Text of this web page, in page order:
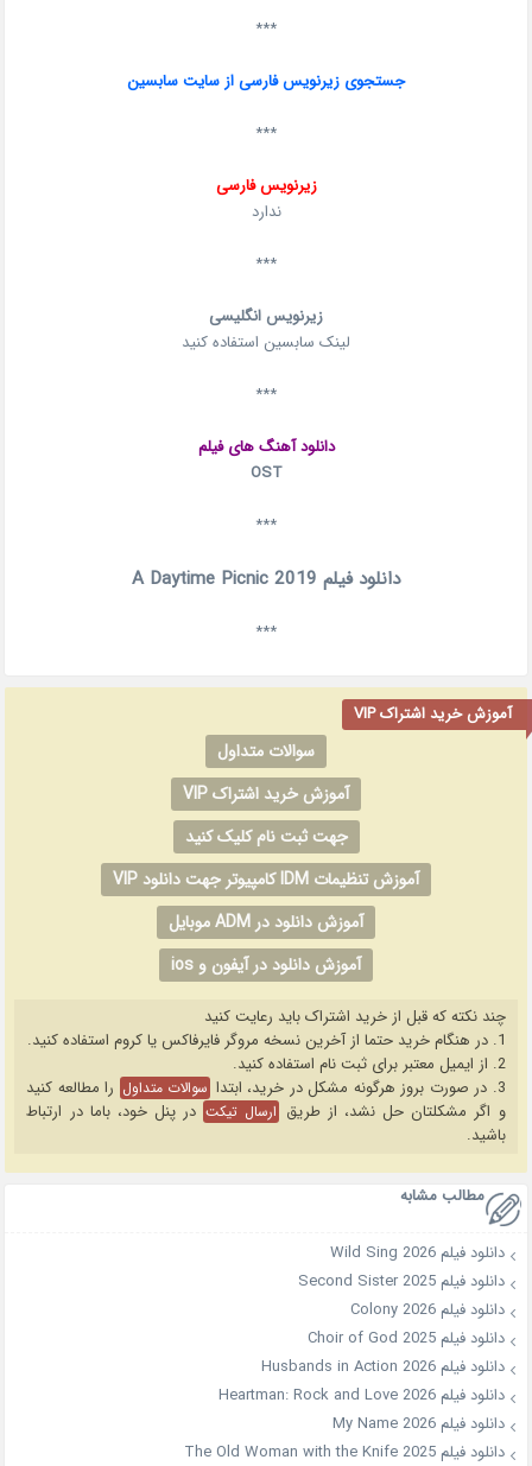
***
جستجوی زیرنویس فارسی از سایت سابسین
***
زیرنویس فارسی
ندارد
***
زیرنویس انگلیسی
لینک سابسین استفاده کنید
***
دانلود آهنگ های فیلم
OST
***
دانلود فیلم A Daytime Picnic 2019
***
آموزش خرید اشتراک VIP
سوالات متداول
آموزش خرید اشتراک VIP
جهت ثبت نام کلیک کنید
آموزش تنظیمات IDM کامپیوتر جهت دانلود VIP
آموزش دانلود در ADM موبایل
آموزش دانلود در آیفون و ios
چند نکته که قبل از خرید اشتراک باید رعایت کنید
1. در هنگام خرید حتما از آخرین نسخه مروگر فایرفاکس یا کروم استفاده کنید.
2. از ایمیل معتبر برای ثبت نام استفاده کنید.
3. در صورت بروز هرگونه مشکل در خرید، ابتدا
سوالات متداول را مطالعه کنید
و اگر مشکلتان حل نشد، از طریق ارسال تیکت در پنل خود، باما در ارتباط
باشید.
مطالب مشابه
دانلود فیلم Wild Sing 2026
دانلود فیلم Second Sister 2025
دانلود فیلم Colony 2026
دانلود فیلم Choir of God 2025
دانلود فیلم Husbands in Action 2026
دانلود فیلم Heartman: Rock and Love 2026
دانلود فیلم My Name 2026
دانلود فیلم The Old Woman with the Knife 2025